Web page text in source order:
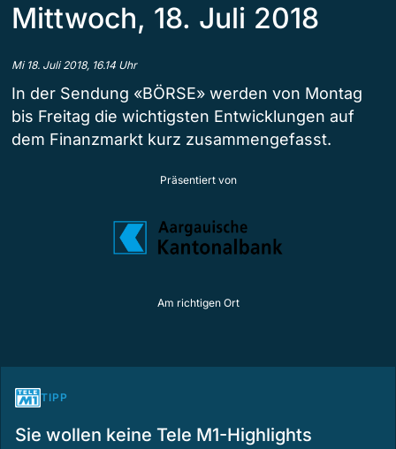
Mittwoch, 18. Juli 2018
Mi 18. Juli 2018, 16.14 Uhr
In der Sendung «BÖRSE» werden von Montag
bis Freitag die wichtigsten Entwicklungen auf
dem Finanzmarkt kurz zusammengefasst.
Präsentiert von
Am richtigen Ort
TIPP
Sie wollen keine Tele M1-Highlights